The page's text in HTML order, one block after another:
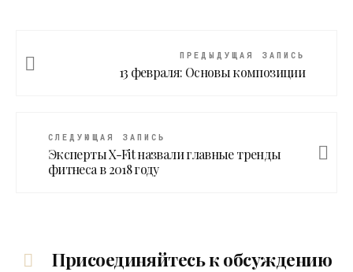
ПРЕДЫДУЩАЯ ЗАПИСЬ
13 февраля: Основы композиции
СЛЕДУЮЩАЯ ЗАПИСЬ
Эксперты X-Fit назвали главные тренды
фитнеса в 2018 году
Присоединяйтесь к обсуждению